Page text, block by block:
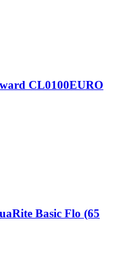
CL0100EURO
Basic Flo (65